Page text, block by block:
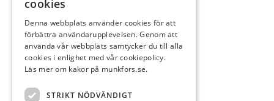
cookies
Denna webbplats använder cookies för att
förbättra användarupplevelsen. Genom att
använda vår webbplats samtycker du till alla
cookies i enlighet med vår cookiepolicy.
Läs mer om kakor på munkfors.se.
STRIKT NÖDVÄNDIGT